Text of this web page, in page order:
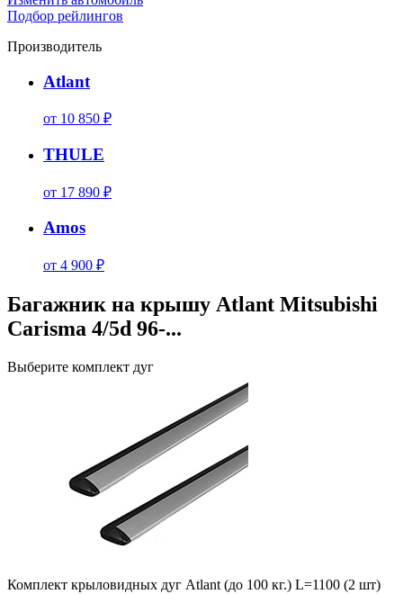
Подбор рейлингов
Производитель
Atlant
от 10 850 ₽
THULE
от 17 890 ₽
Amos
от 4 900 ₽
Багажник на крышу Atlant Mitsubishi
Carisma 4/5d 96-...
Выберите комплект дуг
Комплект крыловидных дуг Atlant (до 100 кг.) L=1100 (2 шт)